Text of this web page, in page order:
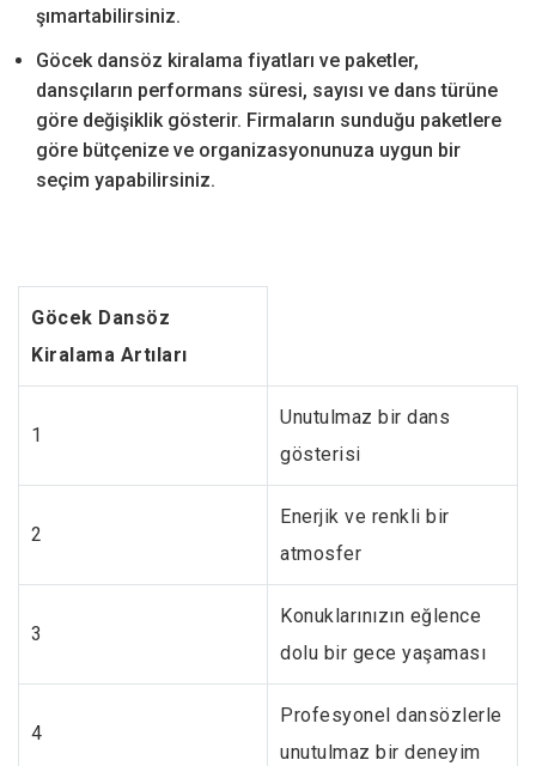
şımartabilirsiniz.
Göcek dansöz kiralama fiyatları ve paketler,
dansçıların performans süresi, sayısı ve dans türüne
göre değişiklik gösterir. Firmaların sunduğu paketlere
göre bütçenize ve organizasyonunuza uygun bir
seçim yapabilirsiniz.
Göcek Dansöz
Kiralama Artıları
1
Unutulmaz bir dans
gösterisi
2
Enerjik ve renkli bir
atmosfer
3
Konuklarınızın eğlence
dolu bir gece yaşaması
4
Profesyonel dansözlerle
unutulmaz bir deneyim